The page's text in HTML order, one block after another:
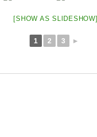
[SHOW AS SLIDESHOW]
1 2 3 ►